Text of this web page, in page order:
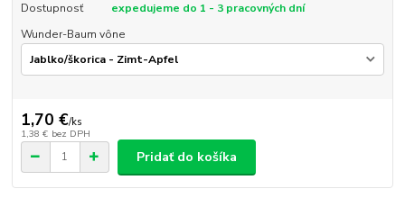
Dostupnosť
expedujeme do 1 - 3 pracovných dní
Wunder-Baum vône
1,70 €/ks
1,38 € bez DPH
Pridať do košíka